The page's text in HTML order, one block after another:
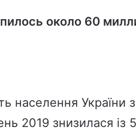
около 60
населення України
2019 знизилася із